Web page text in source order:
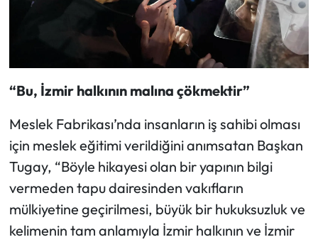
“Bu, İzmir halkının malına çökmektir”
Meslek Fabrikası’nda insanların iş sahibi olması
için meslek eğitimi verildiğini anımsatan Başkan
Tugay, “Böyle hikayesi olan bir yapının bilgi
vermeden tapu dairesinden vakıfların
mülkiyetine geçirilmesi, büyük bir hukuksuzluk ve
kelimenin tam anlamıyla İzmir halkının ve İzmir